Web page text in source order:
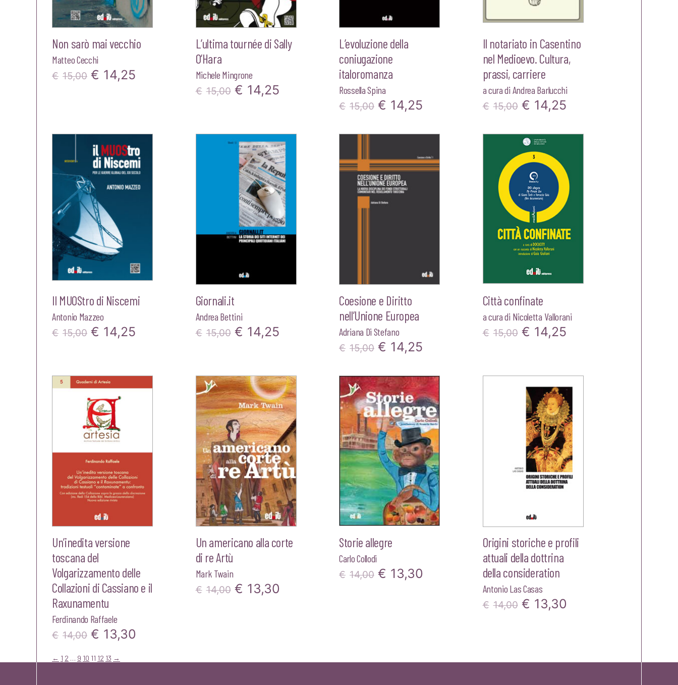
Non sarò mai vecchio
Matteo Cecchi
€ 15,00 Il
era:
€15,00.
€ 14,25
è:
€14,25.
L’ultima tournée di Sally
O’Hara
Michele Mingrone
€ 15,00 Il
era:
€15,00.
€ 14,25Il
è:
€14,25.
L’evoluzione della
coniugazione
italoromanza
Rossella Spina
€ 15,00 Il
era:
€15,00.
€ 14,25
è:
Il notariato in Casentino
nel Medioevo. Cultura,
prassi, carriere
a cura di Andrea Barlucchi
€ 15,00 Il
originale
era:
€15,00.
€ 14,25Il
€14,25.
Il MUOStro di Niscemi
Antonio Mazzeo
€ 15,00 Il
era:
€15,00.
€ 14,25
è:
Giornali.it
Andrea Bettini
€ 15,00 Il
era:
€15,00.
€ 14,25Il
è:
€14,25.
Coesione e Diritto
nell’Unione Europea
Adriana Di Stefano
€ 15,00 Il
originale
era:
€15,00.
€ 14,25
attuale
è:
€14,25.
Città confinate
a cura di Nicoletta Vallorani
€ 15,00 Il
era:
€15,00.
€ 14,25Il
è:
€14,25.
Un’inedita versione
toscana del
Volgarizzamento delle
Collazioni di Cassiano e il
Raxunamentu
Ferdinando Raffaele
€ 14,00 Il
prezzo
€ 13,30
Un americano alla corte
di re Artù
Mark Twain
€ 14,00 Il
€14,00.
€ 13,30
€13,30.
Storie allegre
Carlo Collodi
€ 14,00 Il
€ 13,30
Origini storiche e profili
attuali della dottrina
della consideration
Antonio Las Casas
€ 14,00 Il
era:
€ 13,30
è:
← 1 2 … 9 10 11 12 13 →